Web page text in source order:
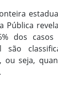
Pública
dos
são
ou seja,